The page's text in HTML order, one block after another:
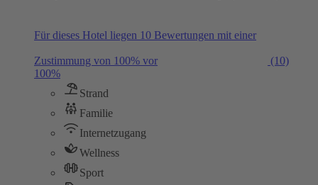
Für dieses Hotel liegen 10 Bewertungen mit einer
Zustimmung von 100% vor
(10)
100%
Strand
Familie
Internetzugang
Wellness
Sport